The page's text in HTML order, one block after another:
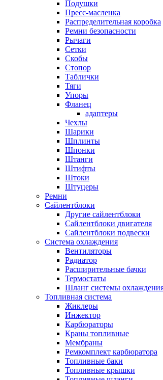
Подушки
Пресс-масленка
Распределительная коробка
Ремни безопасности
Рычаги
Сетки
Скобы
Стопор
Таблички
Тяги
Упоры
Фланец
адаптеры
Чехлы
Шарики
Шплинты
Шпонки
Штанги
Штифты
Штоки
Штуцеры
Ремни
Сайлентблоки
Другие сайлентблоки
Сайлентблоки двигателя
Сайлентблоки подвески
Система охлаждения
Вентиляторы
Радиатор
Расширительные бачки
Термостаты
Шланг системы
Топливная система
Жиклеры
Инжектор
Карбюраторы
Краны топливные
Мембраны
Ремкомплект карбюратора
Топливные баки
Топливные крышки